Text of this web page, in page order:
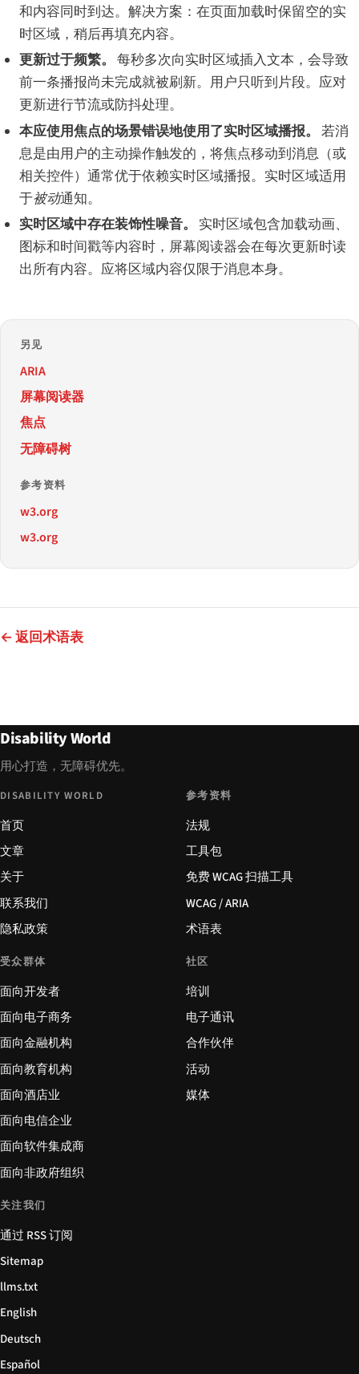
和内容同时到达。解决方案：在页面加载时保留空的实
时区域，稍后再填充内容。
更新过于频繁。 每秒多次向实时区域插入文本，会导致
前一条播报尚未完成就被刷新。用户只听到片段。应对
更新进行节流或防抖处理。
本应使用焦点的场景错误地使用了实时区域播报。 若消
息是由用户的主动操作触发的，将焦点移动到消息（或
相关控件）通常优于依赖实时区域播报。实时区域适用
于被动通知。
实时区域中存在装饰性噪音。
实时区域包含加载动画、
图标和时间戳等内容时，屏幕阅读器会在每次更新时读
出所有内容。应将区域内容仅限于消息本身。
另见
ARIA
屏幕阅读器
焦点
无障碍树
参考资料
w3.org
w3.org
← 返回术语表
Disability World
用心打造，无障碍优先。
DISABILITY WORLD
首页
文章
关于
联系我们
隐私政策
参考资料
法规
工具包
免费 WCAG 扫描工具
WCAG / ARIA
术语表
受众群体
面向开发者
面向电子商务
面向金融机构
面向教育机构
面向酒店业
面向电信企业
面向软件集成商
面向非政府组织
社区
培训
电子通讯
合作伙伴
活动
媒体
关注我们
通过 RSS 订阅
Sitemap
llms.txt
English
Deutsch
Español